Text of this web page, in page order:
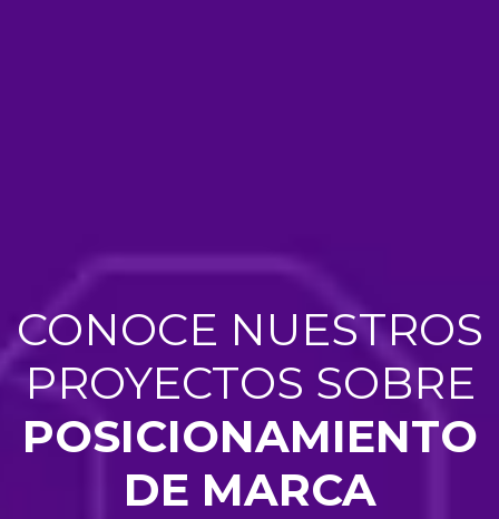
CONOCE NUESTROS
PROYECTOS SOBRE
POSICIONAMIENTO
DE MARCA